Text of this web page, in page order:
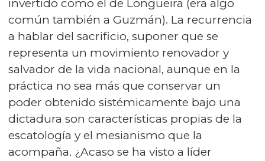
invertido como el de Longueira (era algo
común también a Guzmán). La recurrencia
a hablar del sacrificio, suponer que se
representa un movimiento renovador y
salvador de la vida nacional, aunque en la
práctica no sea más que conservar un
poder obtenido sistémicamente bajo una
dictadura son características propias de la
escatología y el mesianismo que la
acompaña. ¿Acaso se ha visto a líder